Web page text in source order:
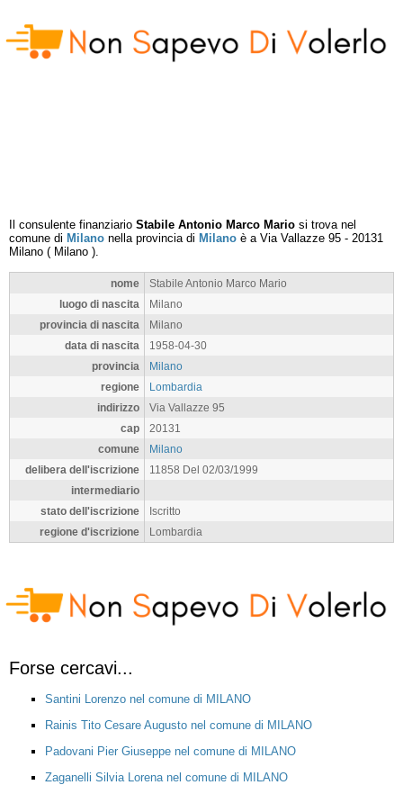
Il consulente finanziario Stabile Antonio Marco Mario si trova nel
comune di Milano nella provincia di Milano è a Via Vallazze 95 - 20131
Milano ( Milano ).
nome
Stabile Antonio Marco Mario
luogo di nascita
Milano
provincia di nascita
Milano
data di nascita
1958-04-30
provincia
Milano
regione
Lombardia
indirizzo
Via Vallazze 95
cap
20131
comune
Milano
delibera dell'iscrizione
11858 Del 02/03/1999
intermediario
stato dell'iscrizione
Iscritto
regione d'iscrizione
Lombardia
Forse cercavi...
Santini Lorenzo nel comune di MILANO
Rainis Tito Cesare Augusto nel comune di MILANO
Padovani Pier Giuseppe nel comune di MILANO
Zaganelli Silvia Lorena nel comune di MILANO